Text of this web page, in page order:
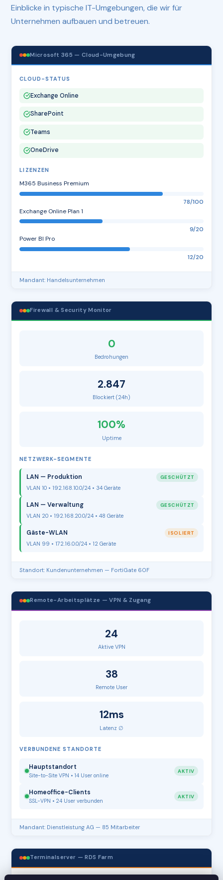
Einblicke in typische IT-Umgebungen, die wir für
Unternehmen aufbauen und betreuen.
Microsoft 365 — Cloud-Umgebung
CLOUD-STATUS
Exchange Online
SharePoint
Teams
OneDrive
LIZENZEN
M365 Business Premium
78/100
Exchange Online Plan 1
9/20
Power BI Pro
12/20
Mandant: Handelsunternehmen
Firewall & Security Monitor
0
Bedrohungen
2.847
Blockiert (24h)
100%
Uptime
NETZWERK-SEGMENTE
LAN — Produktion GESCHÜTZT
VLAN 10 • 192.168.10.0/24 • 34 Geräte
LAN — Verwaltung GESCHÜTZT
VLAN 20 • 192.168.20.0/24 • 48 Geräte
Gäste-WLAN ISOLIERT
VLAN 99 • 172.16.0.0/24 • 12 Geräte
Standort: Kundenunternehmen — FortiGate 60F
Remote-Arbeitsplätze — VPN & Zugang
24
Aktive VPN
38
Remote User
12ms
Latenz ∅
VERBUNDENE STANDORTE
Hauptstandort
Site-to-Site VPN • 14 User online
AKTIV
Homeoffice-Clients
SSL-VPN • 24 User verbunden
AKTIV
Mandant: Dienstleistung AG — 85 Mitarbeiter
Terminalserver — RDS Farm